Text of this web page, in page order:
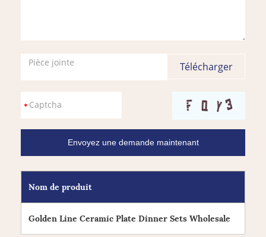
Pièce jointe
Nom de produit
Golden Line Ceramic Plate Dinner Sets Wholesale